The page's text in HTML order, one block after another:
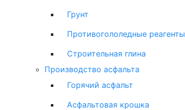
Грунт
Противогололедные реагенты
Строительная глина
Производство асфальта
Горячий асфальт
Асфальтовая крошка